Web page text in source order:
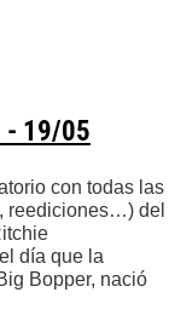
- 19/05
con todas las
reediciones…) del
día que la
Bopper, nació